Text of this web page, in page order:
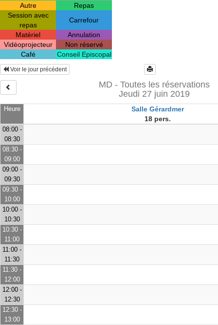
Autre
Repas
Session avec
repas
Carrefour
Matériel
Annulation
Vidéoprojecteur
Non réservé
Café
Conseil Episcopal
Heure
Salle Gérardmer
18 pers.
Voir le jour précédent
MD - Toutes les réservations
Jeudi 27 juin 2019
08:00 -
08:30
08:30 -
09:00
09:00 -
09:30
09:30 -
10:00
10:00 -
10:30
10:30 -
11:00
11:00 -
11:30
11:30 -
12:00
12:00 -
12:30
12:30 -
13:00